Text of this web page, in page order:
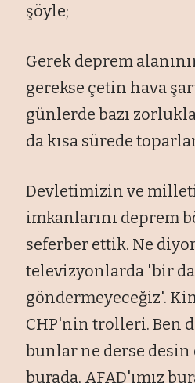
şöyle;
Gerek deprem
gerekse çetin hava
günlerde bazı
da kısa sürede
Devletimizin ve
imkanlarını deprem
seferber ettik. Ne
televizyonlarda 'bir
göndermeyeceğiz'.
CHP'nin trolleri. Ben
bunlar ne derse
burada, AFAD'ımız